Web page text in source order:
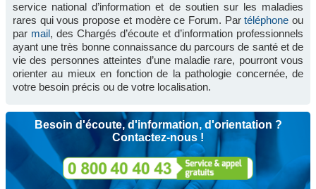
service national d’information et de soutien sur les maladies
rares qui vous propose et modère ce Forum. Partéléphone ou
par mail, des Chargés d’écoute et d’information professionnels
ayant une très bonne connaissance du parcours de santé et de
vie des personnes atteintes d’une maladie rare, pourront vous
orienter au mieux en fonction de la pathologie concernée, de
votre besoin précis ou de votre localisation.
Besoin d'écoute, d'information, d'orientation ?
Contactez-nous !